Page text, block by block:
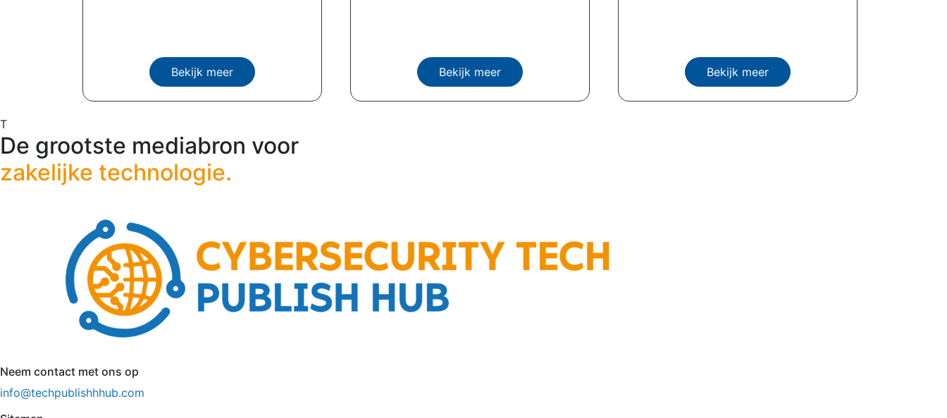
Bekijk meer Bekijk meer Bekijk meer
T
De grootste mediabron voor
zakelijke technologie.
Neem contact met ons op
info@techpublishhhub.com